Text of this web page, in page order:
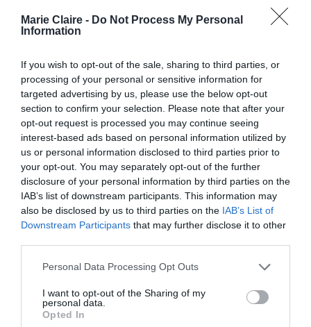
Marie Claire - Do Not Process My Personal
Information
If you wish to opt-out of the sale, sharing to third parties, or
processing of your personal or sensitive information for
targeted advertising by us, please use the below opt-out
section to confirm your selection. Please note that after your
opt-out request is processed you may continue seeing
interest-based ads based on personal information utilized by
us or personal information disclosed to third parties prior to
your opt-out. You may separately opt-out of the further
disclosure of your personal information by third parties on the
IAB’s list of downstream participants. This information may
also be disclosed by us to third parties on the IAB’s List of
Downstream Participants that may further disclose it to other
Personal Data Processing Opt Outs
I want to opt-out of the Sharing of my
personal data.
Opted In
«Με αφορμή τη δημόσια τοποθέτηση της
Ολυμπιονίκου κ. Σοφίας Μπεκατώρου, η
Ελληνική Ιστιοπλοϊκή Ομοσπονδία δηλώνει ότι
μέχρι πρόσφατα δεν είχε λάβει καμία επιστολή
ή έστω άτυπη καταγγελία σχετικά.
Ωστόσο, ακόμη κι αν είχε λάβει ανεπίσημη
καταγγελία, η Ομοσπονδία θα ήταν άτεγκτη
στην αντιμετώπιση τέτοιου φαινομένου.
Επειδή, όμως, δεν πρέπει να πλανάται
παροτρύνουμε την καταγγέλλουσα, εφόσον
πήρε την πρωτοβουλία έστω και μετά τόσα
χρόνια να μιλήσει σχετικά με αυτό το